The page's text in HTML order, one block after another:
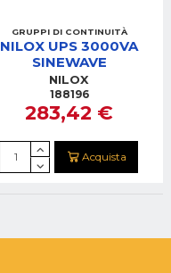
GRUPPI DI CONTINUITÀ
NILOX UPS 3000VA
SINEWAVE
NILOX
188196
283,42 €
Acquista